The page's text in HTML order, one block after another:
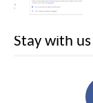
Stay with us